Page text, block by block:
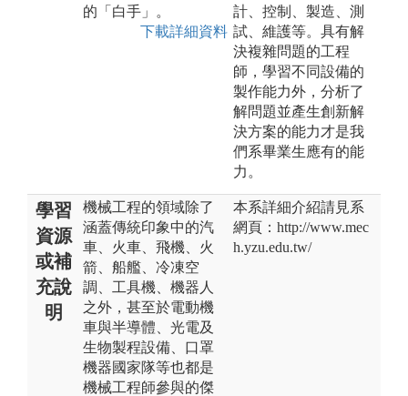
的「白手」。
下載詳細資料
計、控制、製造、測
試、維護等。具有解
決複雜問題的工程
師，學習不同設備的
製作能力外，分析了
解問題並產生創新解
決方案的能力才是我
們系畢業生應有的能
力。
學習
資源
或補
充說
明
機械工程的領域除了
涵蓋傳統印象中的汽
車、火車、飛機、火
箭、船艦、冷凍空
調、工具機、機器人
之外，甚至於電動機
車與半導體、光電及
生物製程設備、口罩
機器國家隊等也都是
機械工程師參與的傑
本系詳細介紹請見系
網頁：http://www.mec
h.yzu.edu.tw/